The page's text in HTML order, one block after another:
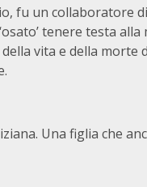
fu un collaboratore
tenere testa
vita e della morte
Una figlia che